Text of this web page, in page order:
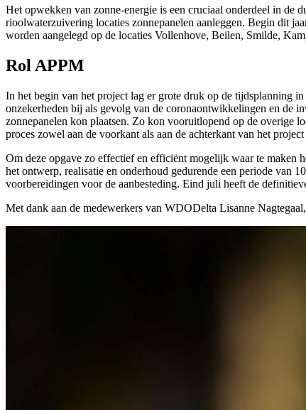
Het opwekken van zonne-energie is een cruciaal onderdeel in de
rioolwaterzuivering locaties zonnepanelen aanleggen. Begin dit
worden aangelegd op de locaties Vollenhove, Beilen, Smilde,
Rol APPM
In het begin van het project lag er grote druk op de tijdsplanning
onzekerheden bij als gevolg van de coronaontwikkelingen en de
zonnepanelen kon plaatsen. Zo kon vooruitlopend op de overige
proces zowel aan de voorkant als aan de achterkant van het project
Om deze opgave zo effectief en efficiënt mogelijk waar te maken
het ontwerp, realisatie en onderhoud gedurende een periode van
voorbereidingen voor de aanbesteding. Eind juli heeft de
Met dank aan de medewerkers van WDODelta Lisanne